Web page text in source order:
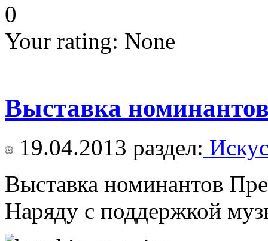
0
Your rating: None
Выставка
19.04.2013 раздел:
Выставка номинантов
Наряду с поддержкой